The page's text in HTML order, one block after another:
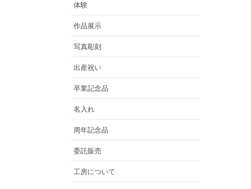
体験
作品展示
写真彫刻
出産祝い
卒業記念品
名入れ
周年記念品
委託販売
工房について